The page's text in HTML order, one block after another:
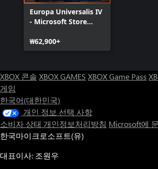
Europa Universalis IV
- Microsoft Store
₩62,900+
XBOX 콘솔 XBOX GAMES XBOX Game Pass
게임
한국어(대한민국)
개인 정보 선택 사항
소비자 상태 개인정보처리방침 Microsoft에
한국마이크로소프트(유)
대표이사: 조원우